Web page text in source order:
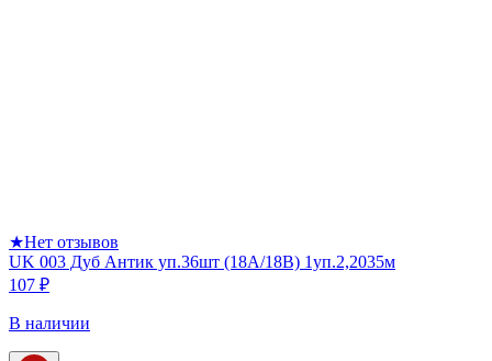
★Нет отзывов
UK 003 Дуб Антик уп.36шт (18А/18В) 1уп.2,2035м
107 ₽
В наличии